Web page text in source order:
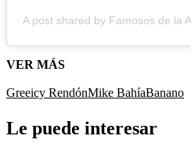
A post shared by Famosos de la
VER MÁS
Greeicy RendónMike BahíaBanano
Le puede interesar